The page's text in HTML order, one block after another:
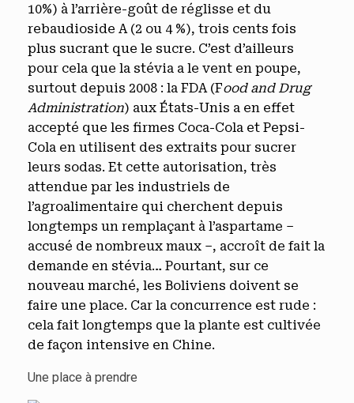
10%) à l’arrière-goût de réglisse et du
rebaudioside A (2 ou 4 %), trois cents fois
plus sucrant que le sucre. C’est d’ailleurs
pour cela que la stévia a le vent en poupe,
surtout depuis 2008 : la FDA (Food and Drug
Administration) aux États-Unis a en effet
accepté que les firmes Coca-Cola et Pepsi-
Cola en utilisent des extraits pour sucrer
leurs sodas. Et cette autorisation, très
attendue par les industriels de
l’agroalimentaire qui cherchent depuis
longtemps un remplaçant à l’aspartame –
accusé de nombreux maux –, accroît de fait la
demande en stévia… Pourtant, sur ce
nouveau marché, les Boliviens doivent se
faire une place. Car la concurrence est rude :
cela fait longtemps que la plante est cultivée
de façon intensive en Chine.
Une place à prendre